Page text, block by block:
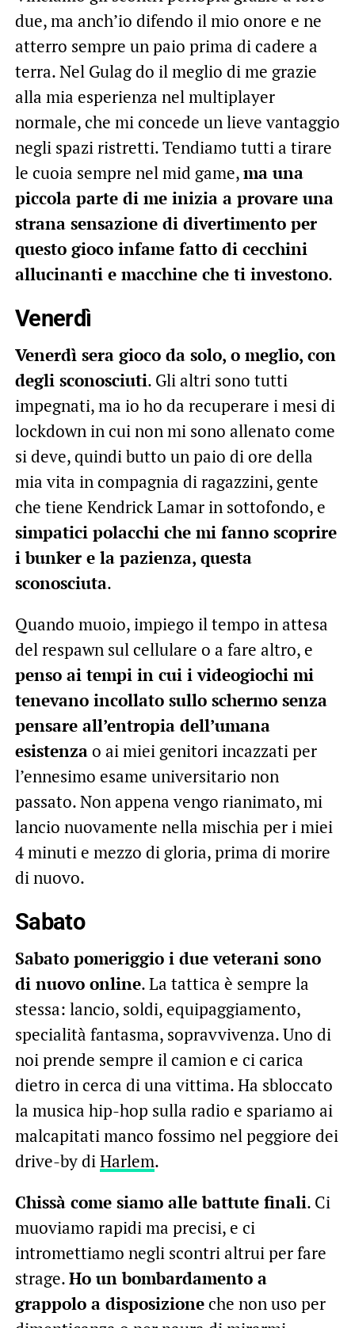
due, ma anch’io difendo il mio onore e ne
atterro sempre un paio prima di cadere a
terra. Nel Gulag do il meglio di me grazie
alla mia esperienza nel multiplayer
normale, che mi concede un lieve vantaggio
negli spazi ristretti. Tendiamo tutti a tirare
le cuoia sempre nel mid game,ma una
piccola parte di me inizia a provare una
strana sensazione di divertimento per
questo gioco infame fatto di cecchini
allucinanti e macchine che ti investono.
Venerdì
Venerdì sera gioco da solo, o meglio, con
degli sconosciuti. Gli altri sono tutti
impegnati, ma io ho da recuperare i mesi di
lockdown in cui non mi sono allenato come
si deve, quindi butto un paio di ore della
mia vita in compagnia di ragazzini, gente
che tiene Kendrick Lamar in sottofondo, e
simpatici polacchi che mi fanno scoprire
i bunker e la pazienza, questa
sconosciuta.
Quando muoio, impiego il tempo in attesa
del respawn sul cellulare o a fare altro, e
penso ai tempi in cui i videogiochi mi
tenevano incollato sullo schermo senza
pensare all’entropia dell’umana
esistenzao ai miei genitori incazzati per
l’ennesimo esame universitario non
passato. Non appena vengo rianimato, mi
lancio nuovamente nella mischia per i miei
4 minuti e mezzo di gloria, prima di morire
di nuovo.
Sabato
Sabato pomeriggio i due veterani sono
di nuovo online. La tattica è sempre la
stessa: lancio, soldi, equipaggiamento,
specialità fantasma, sopravvivenza. Uno di
noi prende sempre il camion e ci carica
dietro in cerca di una vittima. Ha sbloccato
la musica hip-hop sulla radio e spariamo ai
malcapitati manco fossimo nel peggiore dei
drive-by di Harlem.
Chissà come siamo alle battute finali. Ci
muoviamo rapidi ma precisi, e ci
intromettiamo negli scontri altrui per fare
strage.Ho un bombardamento a
grappolo a disposizioneche non uso per